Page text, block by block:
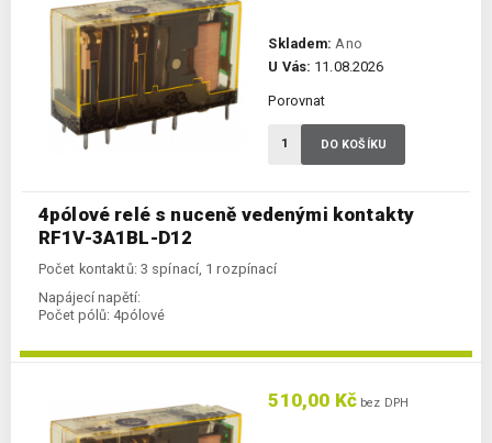
4pólové relé s nuceně vedenými kontakty
RF1V-3A1BL-D12
Počet kontaktů: 3 spínací, 1 rozpínací
Napájecí napětí:
Počet pólů: 4pólové
Skladem: Ano
U Vás: 11.08.2026
Porovnat
DO KOŠÍKU
510,00 Kč bez DPH